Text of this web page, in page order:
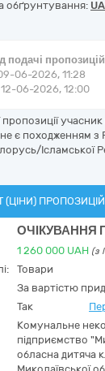
обґрунтування:
подачі пропозицій
06-2026, 11:28
06-2026, 12:00
є походженням з
Ісламської
(ЦІНИ) ПРОПОЗИЦІЙ
ОЧІКУВАННЯ
1 260 000 UAH (з
Товари
За вартістю
Так
Комунальне
підприємство
обласна дитяча